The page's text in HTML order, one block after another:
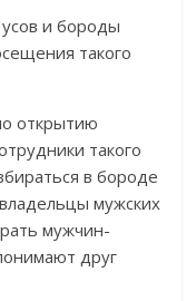
и бороды
такого
открытию
такого
в бороде
мужских
мужчин-
друг